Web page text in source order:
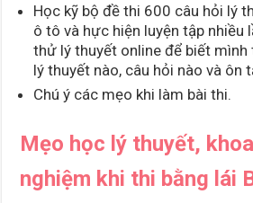
Học kỹ bộ đề thi 600 câu hỏi lý
ô tô và hực hiện luyện tập nhiều
thử lý thuyết online để biết mình
lý thuyết nào, câu hỏi nào và ôn
Chú ý các mẹo khi làm bài thi.
Mẹo học lý thuyết,
nghiệm khi thi bằng lái